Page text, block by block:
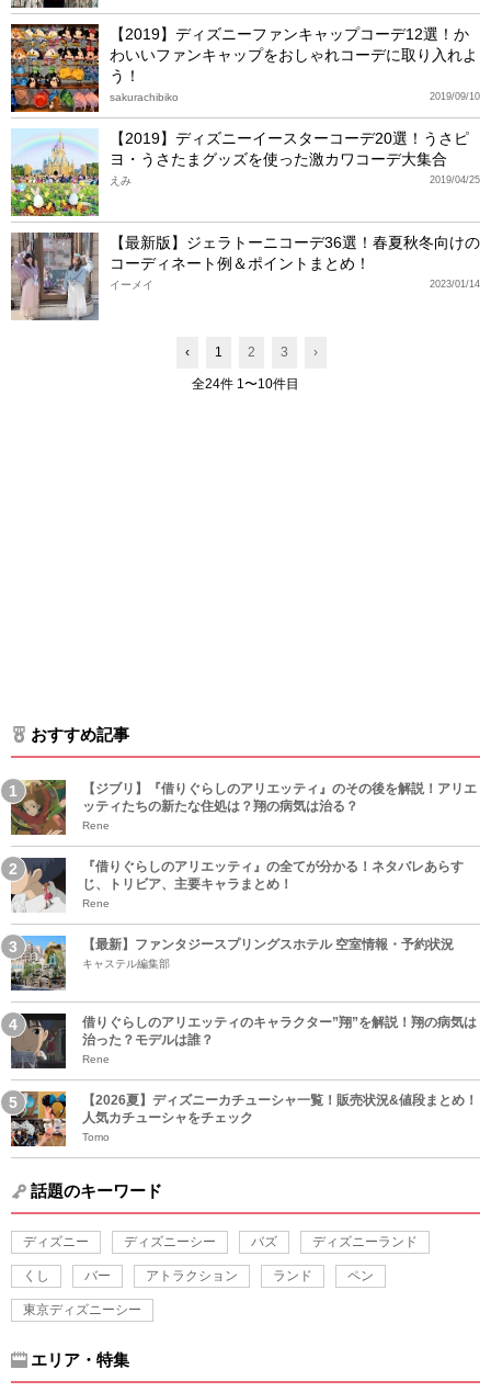
【2019】ディズニーファンキャップコーデ12選！か
わいいファンキャップをおしゃれコーデに取り入れよ
う！
2019/09/10
sakurachibiko
【2019】ディズニーイースターコーデ20選！うさピ
ヨ・うさたまグッズを使った激カワコーデ大集合
2019/04/25
えみ
【最新版】ジェラトーニコーデ36選！春夏秋冬向けの
コーディネート例＆ポイントまとめ！
2023/01/14
イーメイ
‹ 1 2 3 ›
全24件 1〜10件目
おすすめ記事
【ジブリ】『借りぐらしのアリエッティ』のその後を解説！アリエ
ッティたちの新たな住処は？翔の病気は治る？
Rene
『借りぐらしのアリエッティ』の全てが分かる！ネタバレあらす
じ、トリビア、主要キャラまとめ！
Rene
【最新】ファンタジースプリングスホテル 空室情報・予約状況
キャステル編集部
借りぐらしのアリエッティのキャラクター”翔”を解説！翔の病気は
治った？モデルは誰？
Rene
【2026夏】ディズニーカチューシャ一覧！販売状況&値段まとめ！
人気カチューシャをチェック
Tomo
話題のキーワード
ディズニー ディズニーシー バズ ディズニーランド
くし バー アトラクション ランド ペン
東京ディズニーシー
エリア・特集